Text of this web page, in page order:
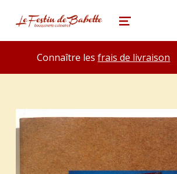
le festin de babette
"LE FESTIN DE BABETTE" – BOUQUINERIE GASTRONOMIQUE MENU
Connaître lesfrais de livraison